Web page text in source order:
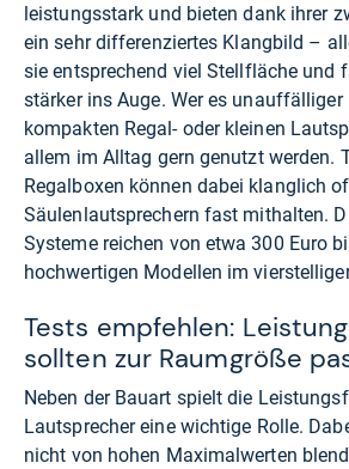
leistungsstark und bieten dank ihrer
ein sehr differenziertes Klangbild –
sie entsprechend viel Stellfläche und
stärker ins Auge. Wer es
kompakten Regal- oder kleinen
allem im Alltag gern genutzt werden.
Regalboxen können dabei klanglich
Säulenlautsprechern fast mithalten.
Systeme reichen von etwa 300 Euro
hochwertigen Modellen im
Tests empfehlen:
sollten zur Raumgröße
Neben der Bauart spielt die
Lautsprecher eine wichtige Rolle.
nicht von hohen Maximalwerten